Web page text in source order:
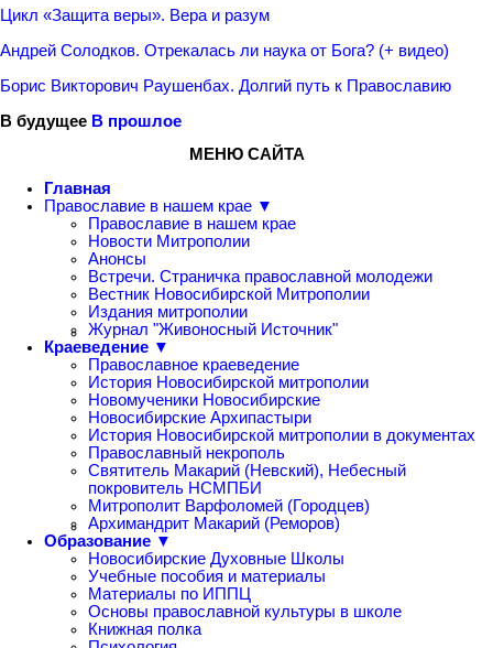
Цикл «Защита веры». Вера и разум
Андрей Солодков. Отрекалась ли наука от Бога? (+ видео)
Борис Викторович Раушенбах. Долгий путь к Православию
В будущее В прошлое
МЕНЮ САЙТА
Главная
Православие в нашем крае ▼
Православие в нашем крае
Новости Митрополии
Анонсы
Встречи. Страничка православной молодежи
Вестник Новосибирской Митрополии
Издания митрополии
Журнал "Живоносный Источник"
Краеведение ▼
Православное краеведение
История Новосибирской митрополии
Новомученики Новосибирские
Новосибирские Архипастыри
История Новосибирской митрополии в документах
Православный некрополь
Святитель Макарий (Невский), Небесный
покровитель НСМПБИ
Митрополит Варфоломей (Городцев)
Архимандрит Макарий (Реморов)
Образование ▼
Новосибирские Духовные Школы
Учебные пособия и материалы
Материалы по ИППЦ
Основы православной культуры в школе
Книжная полка